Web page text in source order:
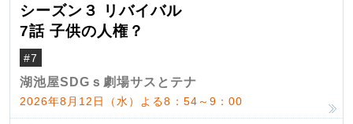
シーズン３ リバイバル
7話 子供の人権？
#7
湖池屋SDGｓ劇場サスとテナ
2026年8月12日（水）よる8：54～9：00